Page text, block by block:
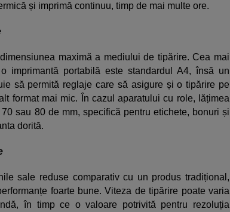
și imprimă continuu, timp de mai multe ore.
maximă a mediului de tipărire. Cea mai
imprimantă portabilă este standardul A4, însă un
să permită reglaje care să asigure și o tipărire pe
format mai mic. În cazul aparatului cu role, lățimea
sau 80 de mm, specifică pentru etichete, bonuri și
dorită.
sale reduse comparativ cu un produs tradițional,
foarte bune. Viteza de tipărire poate varia
în timp ce o valoare potrivită pentru rezoluția